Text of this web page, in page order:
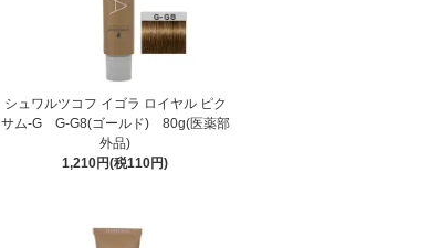
シュワルツコフ イゴラ ロイヤル ピク
サム-G G-G8(ゴールド) 80g(医薬部
外品)
1,210円(税110円)